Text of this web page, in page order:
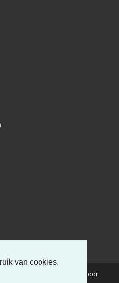
van cookies.
| Gerealiseerd door